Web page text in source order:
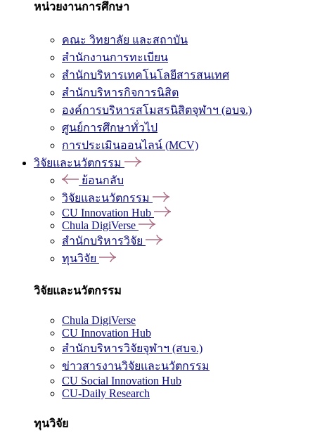
หน่วยงานการศึกษา
คณะ วิทยาลัย และสถาบัน
สำนักงานการทะเบียน
สำนักบริหารเทคโนโลยีสารสนเทศ
สำนักบริหารกิจการนิสิต
องค์การบริหารสโมสรนิสิตจุฬาฯ (อบจ.)
ศูนย์การศึกษาทั่วไป
การประเมินออนไลน์ (MCV)
วิจัยและนวัตกรรม
ย้อนกลับ
วิจัยและนวัตกรรม
CU Innovation Hub
Chula DigiVerse
สำนักบริหารวิจัย
ทุนวิจัย
วิจัยและนวัตกรรม
Chula DigiVerse
CU Innovation Hub
สำนักบริหารวิจัยจุฬาฯ (สบจ.)
ข่าวสารงานวิจัยและนวัตกรรม
CU Social Innovation Hub
CU-Daily Research
ทุนวิจัย